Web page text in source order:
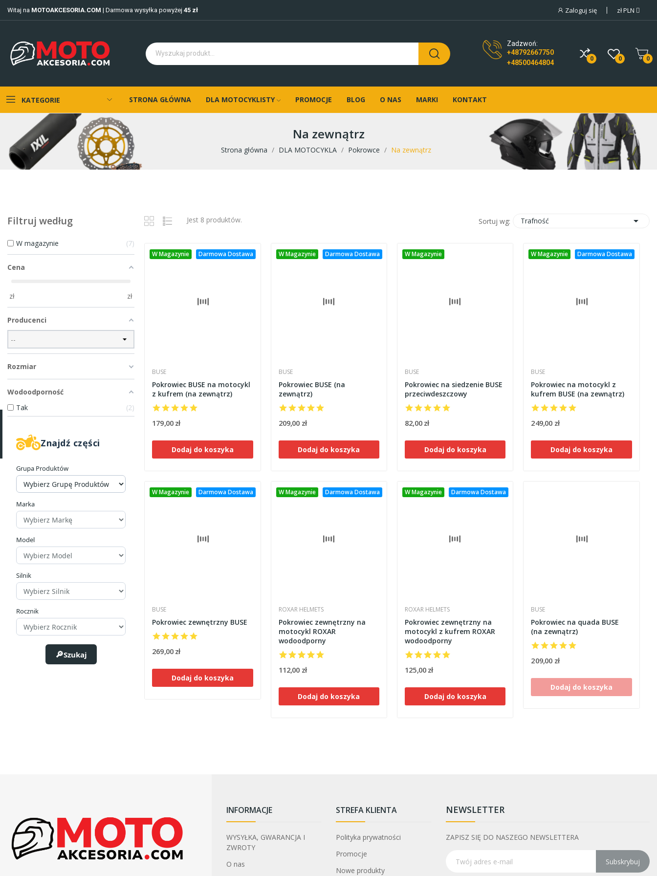
Witaj na MOTOAKCESORIA.COM | Darmowa wysyłka powyżej 45 zł Zaloguj się złPLN
Zadzwoń:
+48792667750
+48500464804
0 0 0
KATEGORIE STRONA GŁÓWNA DLA MOTOCYKLISTY PROMOCJE BLOG O NAS MARKI KONTAKT
Na zewnątrz
Strona główna DLA MOTOCYKLA Pokrowce Na zewnątrz
Filtruj według
W magazynie 7
Cena
zł zł
Producenci
Rozmiar
Wodoodporność
Tak
2
Znajdź części
Grupa Produktów
Marka
Model
Silnik
Rocznik
Szukaj
Jest 8 produktów. Sortuj wg: Trafność 
W Magazynie Darmowa Dostawa
BUSE
Pokrowiec BUSE na motocykl
z kufrem (na zewnątrz)
179,00 zł
Dodaj do koszyka
W Magazynie Darmowa Dostawa
BUSE
Pokrowiec BUSE (na
zewnątrz)
209,00 zł
Dodaj do koszyka
W Magazynie
BUSE
Pokrowiec na siedzenie BUSE
przeciwdeszczowy
82,00 zł
Dodaj do koszyka
W Magazynie Darmowa Dostawa
BUSE
Pokrowiec na motocykl z
kufrem BUSE (na zewnątrz)
249,00 zł
Dodaj do koszyka
W Magazynie Darmowa Dostawa
BUSE
Pokrowiec zewnętrzny BUSE
269,00 zł
Dodaj do koszyka
W Magazynie Darmowa Dostawa
ROXAR HELMETS
Pokrowiec zewnętrzny na
motocykl ROXAR
wodoodporny
112,00 zł
Dodaj do koszyka
W Magazynie Darmowa Dostawa
ROXAR HELMETS
Pokrowiec zewnętrzny na
motocykl z kufrem ROXAR
wodoodporny
125,00 zł
Dodaj do koszyka
BUSE
Pokrowiec na quada BUSE
(na zewnątrz)
209,00 zł
Dodaj do koszyka
INFORMACJE
WYSYŁKA, GWARANCJA I
ZWROTY
O nas
STREFA KLIENTA
Polityka prywatności
Promocje
Nowe produkty
NEWSLETTER
ZAPISZ SIĘ DO NASZEGO NEWSLETTERA
Subskrybuj